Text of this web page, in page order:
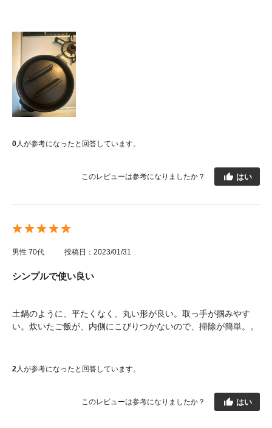
0人が参考になったと回答しています。
このレビューは参考になりましたか？ はい
男性 70代 投稿日：2023/01/31
シンプルで使い良い
土鍋のように、平たくなく、丸い形が良い。取っ手が掴みやす
い。炊いたご飯が、内側にこびりつかないので、掃除が簡単。。
2人が参考になったと回答しています。
このレビューは参考になりましたか？ はい